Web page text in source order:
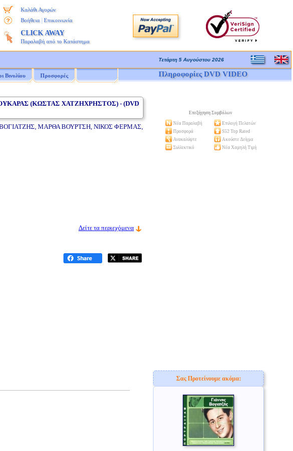
Καλάθι Αγορών
Βοήθεια
Επικοινωνία
CLICK AWAY
Παραλαβή από το Κατάστημα
Τετάρτη 5 Αυγούστου 2026
Βινυλίου Προσφορές Πληροφορίες DVD VIDEO
(ΚΩΣΤΑΣ ΧΑΤΖΗΧΡΗΣΤΟΣ) - (DVD
ΜΑΡΘΑ ΒΟΥΡΤΣΗ, ΝΙΚΟΣ ΦΕΡΜΑΣ,
Δείτε τα περιεχόμενα
Επεξήγηση Συμβόλων
Νέα Παραλαβή
Επιλογή Πελατών
Προσφορά
S52 Top Rated
Ανακαλύψτε
Ακούστε Δείγμα
Συλλεκτικό
Νέα Χαμηλή Τιμή
Σας Προτείνουμε ακόμα: